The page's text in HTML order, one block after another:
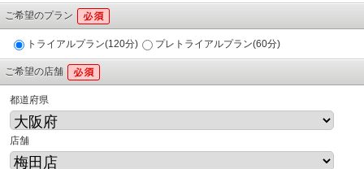
ご希望のプラン
トライアルプラン(120分) プレトライアルプラン(60分)
ご希望の店舗
都道府県
店舗